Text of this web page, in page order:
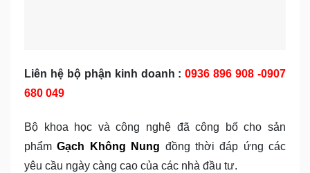
Liên hệ bộ phận kinh doanh :0936 896 908 -0907
680 049
Bộ khoa học và công nghệ đã công bố cho sản
phẩmGạch Không Nung đồng thời đáp ứng các
yêu cầu ngày càng cao của các nhà đầu tư.